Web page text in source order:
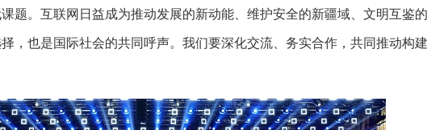
题。互联网日益成为推动发展的新动能、维护安全的新疆域、文明互鉴
，也是国际社会的共同呼声。我们要深化交流、务实合作，共同推动构